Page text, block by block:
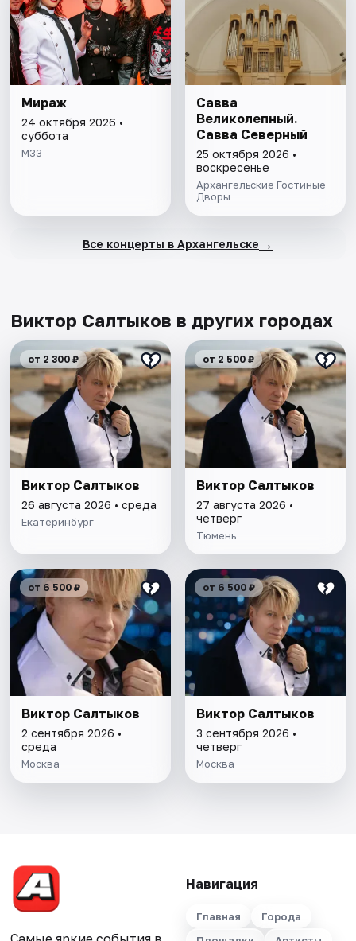
Мираж
24 октября 2026 •
суббота
М33
Савва
Великолепный.
Савва Северный
25 октября 2026 •
воскресенье
Архангельские Гостиные
Дворы
Все концерты в Архангельске →
Виктор Салтыков в других городах
от 2 300 ₽
Виктор Салтыков
26 августа 2026 • среда
Екатеринбург
от 2 500 ₽
Виктор Салтыков
27 августа 2026 •
четверг
Тюмень
от 6 500 ₽
Виктор Салтыков
2 сентября 2026 •
среда
Москва
от 6 500 ₽
Виктор Салтыков
3 сентября 2026 •
четверг
Москва
Навигация
Главная
Города